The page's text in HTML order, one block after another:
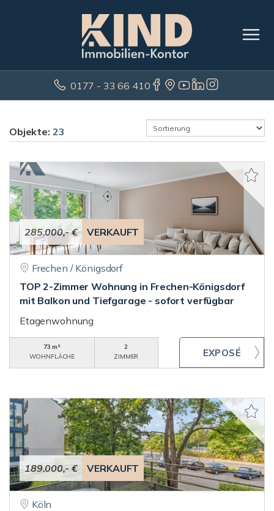
0177 - 33 66 410
Objekte: 23
285.000,- € VERKAUFT
Frechen / Königsdorf
TOP 2-Zimmer Wohnung in Frechen-Königsdorf
mit Balkon und Tiefgarage - sofort verfügbar
Etagenwohnung
73 m²
WOHNFLÄCHE
2
ZIMMER
189.000,- € VERKAUFT
Köln